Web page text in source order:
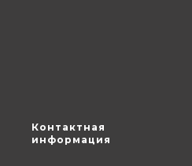
Контактная
информация